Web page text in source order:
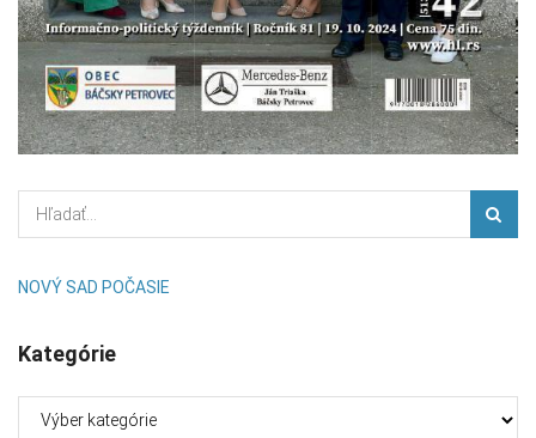
NOVÝ SAD POČASIE
Kategórie